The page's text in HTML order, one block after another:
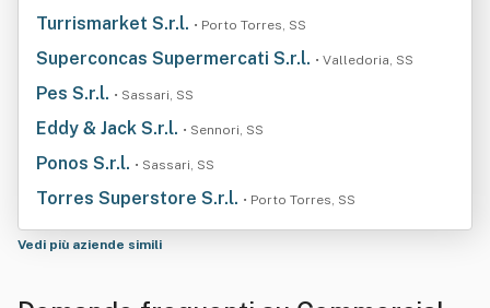
Turrismarket S.r.l. • Porto Torres, SS
Superconcas Supermercati S.r.l. • Valledoria, SS
Pes S.r.l. • Sassari, SS
Eddy & Jack S.r.l. • Sennori, SS
Ponos S.r.l. • Sassari, SS
Torres Superstore S.r.l. • Porto Torres, SS
Vedi più aziende simili